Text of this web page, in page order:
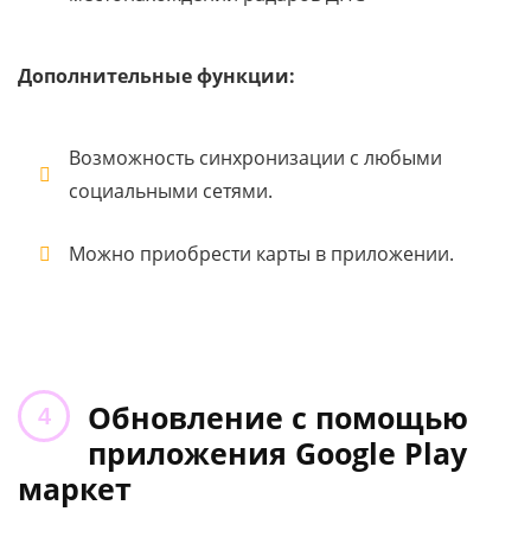
Дополнительные функции:
Возможность синхронизации с любыми
социальными сетями.
Можно приобрести карты в приложении.
Обновление с помощью
приложения Google Play
маркет